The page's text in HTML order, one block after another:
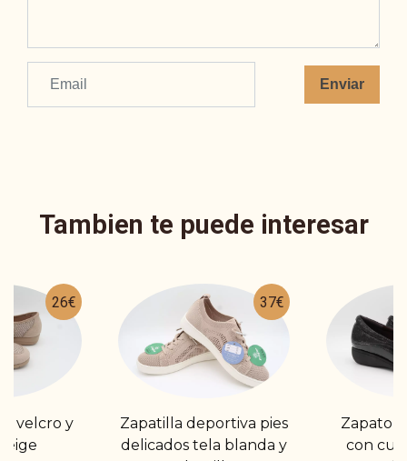
Enviar
Tambien te puede interesar
26€
velcro y
37€
Zapatilla deportiva pies
delicados tela blanda y
Zapato
con